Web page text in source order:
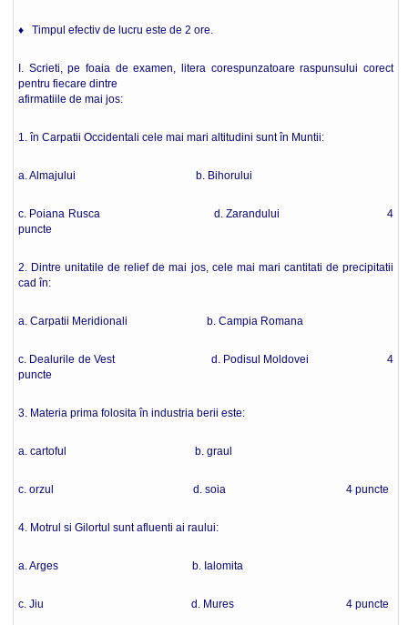
♦ Timpul efectiv de lucru este de 2 ore.
I. Scrieti, pe foaia de examen, litera corespunzatoare raspunsului corect
pentru fiecare dintre
afirmatiile de mai jos:
1. în Carpatii Occidentali cele mai mari altitudini sunt în Muntii:
a. Almajului b. Bihorului
c. Poiana Rusca d. Zarandului 4
puncte
2. Dintre unitatile de relief de mai jos, cele mai mari cantitati de precipitatii
cad în:
a. Carpatii Meridionali b. Campia Romana
c. Dealurile de Vest d. Podisul Moldovei 4
puncte
3. Materia prima folosita în industria berii este:
a. cartoful b. graul
c. orzul d. soia 4 puncte
4. Motrul si Gilortul sunt afluenti ai raului:
a. Arges b. Ialomita
c. Jiu d. Mures 4 puncte